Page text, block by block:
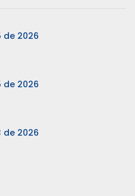
de 2026
de 2026
de 2026